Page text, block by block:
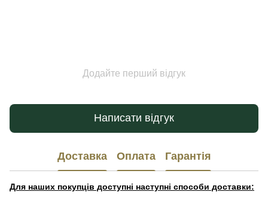
Додайте перший відгук
Написати відгук
Доставка Оплата Гарантія
Для наших покупців доступні наступні способи доставки: